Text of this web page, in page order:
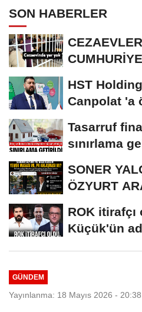
SON HABERLER
KİŞİ...
HST
Canpolat 'a
Tasarruf
sınırlama
SONER
ÖZYURT
ROK itirafçı
Küçük'ün
GÜNDEM
Yayınlanma: 18 Mayıs 2026 - 20:38